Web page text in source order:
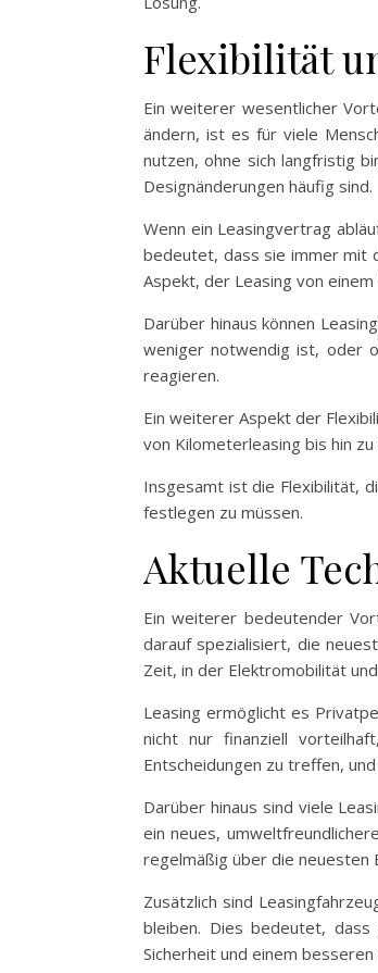
Flexibilität
Ein weiterer wesentlicher
ändern, ist es für viele
nutzen, ohne sich langfristig
Designänderungen häufig sind.
Wenn ein Leasingvertrag
bedeutet, dass sie immer mit
Aspekt, der Leasing von einem
Darüber hinaus können
weniger notwendig ist, oder
reagieren.
Ein weiterer Aspekt der
von Kilometerleasing bis hin
Insgesamt ist die Flexibilität,
festlegen zu müssen.
Aktuelle
Ein weiterer bedeutender
darauf spezialisiert, die
Zeit, in der Elektromobilität
Leasing ermöglicht es
nicht nur finanziell
Entscheidungen zu treffen,
Darüber hinaus sind viele
ein neues,
regelmäßig über die neuesten
Zusätzlich sind
bleiben. Dies bedeutet,
Sicherheit und einem